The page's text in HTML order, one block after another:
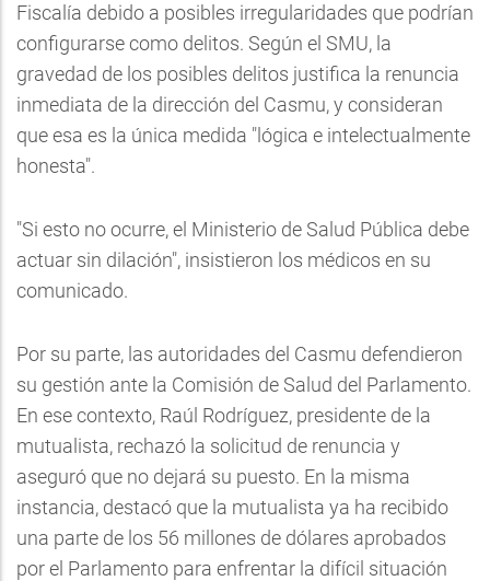
Fiscalía debido a posibles irregularidades que podrían
configurarse como delitos. Según el SMU, la
gravedad de los posibles delitos justifica la renuncia
inmediata de la dirección del Casmu, y consideran
que esa es la única medida "lógica e intelectualmente
honesta".
"Si esto no ocurre, el Ministerio de Salud Pública debe
actuar sin dilación", insistieron los médicos en su
comunicado.
Por su parte, las autoridades del Casmu defendieron
su gestión ante la Comisión de Salud del Parlamento.
En ese contexto, Raúl Rodríguez, presidente de la
mutualista, rechazó la solicitud de renuncia y
aseguró que no dejará su puesto. En la misma
instancia, destacó que la mutualista ya ha recibido
una parte de los 56 millones de dólares aprobados
por el Parlamento para enfrentar la difícil situación